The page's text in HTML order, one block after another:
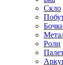
Скло
Роли